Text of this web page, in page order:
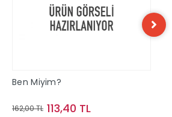
Ben Miyim?
162,00 TL 113,40 TL